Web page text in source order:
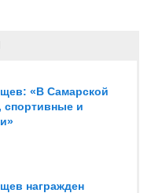
«В Самарской
спортивные и
награжден